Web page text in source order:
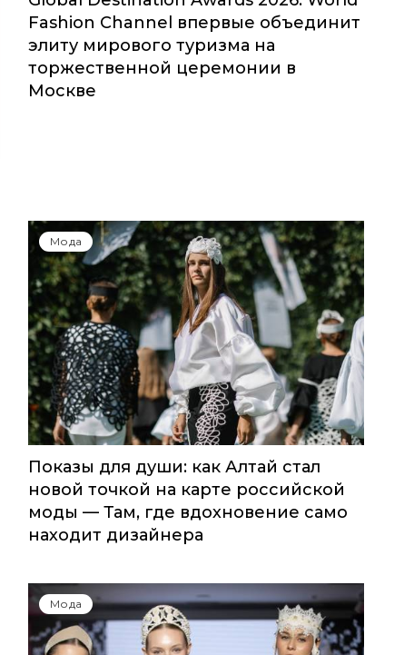
Fashion Channel впервые объединит
элиту мирового туризма на
торжественной церемонии в
Москве
Мода
Показы для души: как Алтай стал
новой точкой на карте российской
моды — Там, где вдохновение само
находит дизайнера
Мода